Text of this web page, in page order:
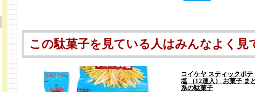
この駄菓子を見ている人はみんなよく
コイケヤ スティックポ
塩 （12連入） お菓子 ま
系の駄菓子